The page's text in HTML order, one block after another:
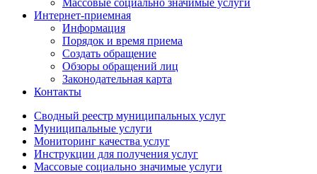
Массовые социально значимые услуги
Интернет-приемная
Информация
Порядок и время приема
Создать обращение
Обзоры обращений лиц
Законодательная карта
Контакты
Сводный реестр муниципальных услуг
Муниципальные услуги
Мониторинг качества услуг
Инструкции для получения услуг
Массовые социально значимые услуги